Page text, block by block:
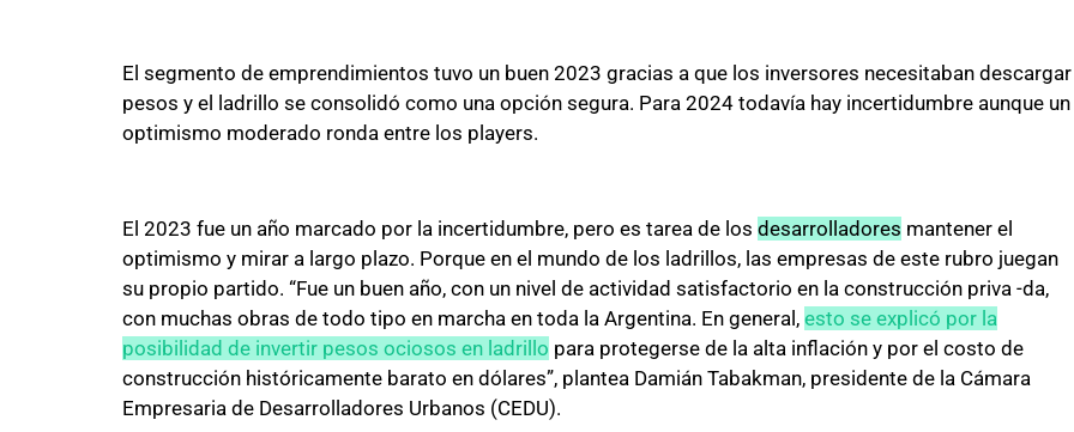
El segmento de emprendimientos tuvo un buen 2023 gracias a que los inversores necesitaban descargar
pesos y el ladrillo se consolidó como una opción segura. Para 2024 todavía hay incertidumbre aunque un
optimismo moderado ronda entre los players.
El 2023 fue un año marcado por la incertidumbre, pero es tarea de los desarrolladores mantener el
optimismo y mirar a largo plazo. Porque en el mundo de los ladrillos, las empresas de este rubro juegan
su propio partido. “Fue un buen año, con un nivel de actividad satisfactorio en la construcción priva -da,
con muchas obras de todo tipo en marcha en toda la Argentina. En general, esto se explicó por la
posibilidad de invertir pesos ociosos en ladrillo para protegerse de la alta inflación y por el costo de
construcción históricamente barato en dólares”, plantea Damián Tabakman, presidente de la Cámara
Empresaria de Desarrolladores Urbanos (CEDU).